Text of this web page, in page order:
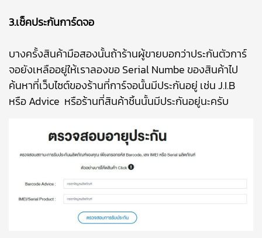
3.เช็คประกันการ์ดจอ
บางครั้งสินค้ามือสองนั้นถ้าร้านผู้ขายบอกว่าประกันตัวการ์
จอยังเหลืออยู่ให้เราลองขอ Serial Numbe ของสินค้าไป
ค้นหาที่เว็บไซต์ของร้านที่การ์จอนั้นมีประกันอยู่ เช่น J.I.B
หรือ Advice หรือร้านที่สินค้าชิ้นนั้นมีประกันอยู่นะครับ